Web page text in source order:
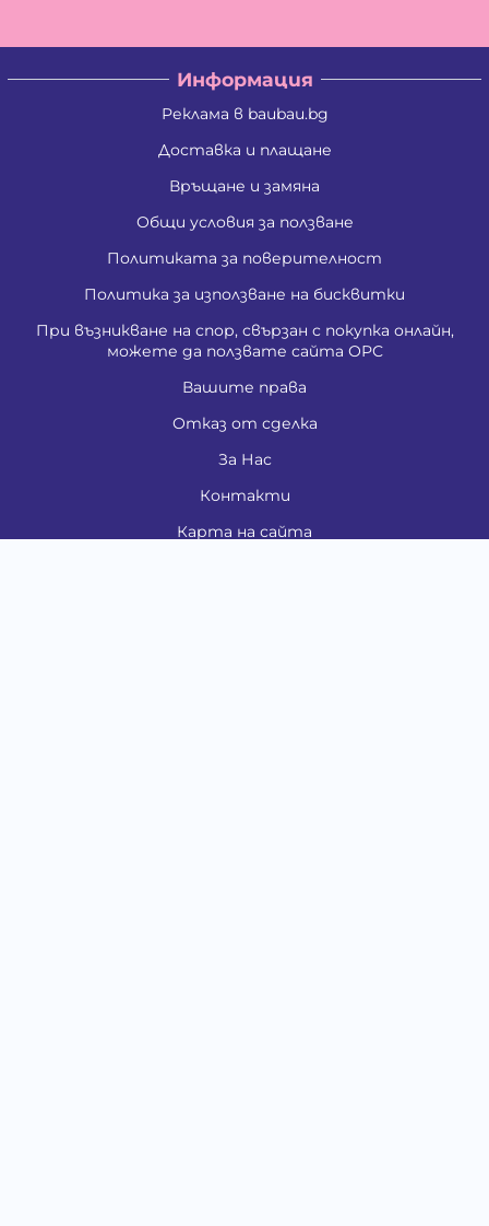
Информация
Реклама в baubau.bg
Доставка и плащане
Връщане и замяна
Общи условия за ползване
Политиката за поверителност
Политика за използване на бисквитки
При възникване на спор, свързан с покупка онлайн,
можете да ползвате сайта ОРС
Вашите права
Отказ от сделка
За Нас
Контакти
Карта на сайта